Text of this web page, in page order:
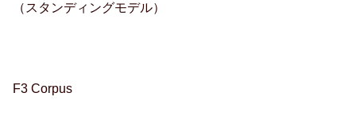
（スタンディングモデル）
F3 Corpus